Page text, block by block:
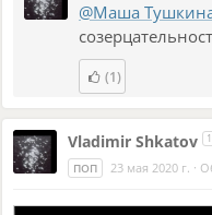
@Маша
(1)
Vladimir Shkatov
ПОП 23 мая 2020 г. ·